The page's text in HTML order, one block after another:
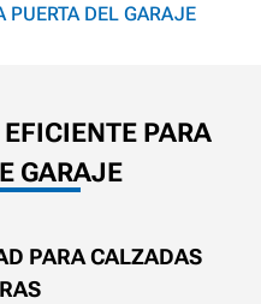
DEL GARAJE
PARA
GARAJE
PARA CALZADAS